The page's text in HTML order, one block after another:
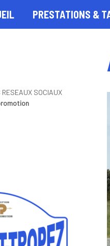
PRESTATIONS &
SOCIAUX